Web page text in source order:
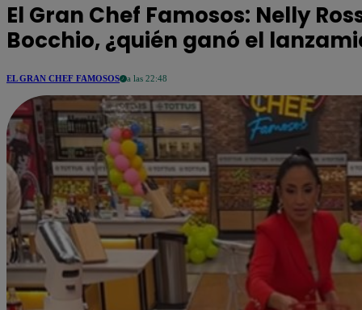
El Gran Chef Famosos: Nelly
Bocchio, ¿quién ganó el
EL GRAN CHEF FAMOSOS a las 22:48